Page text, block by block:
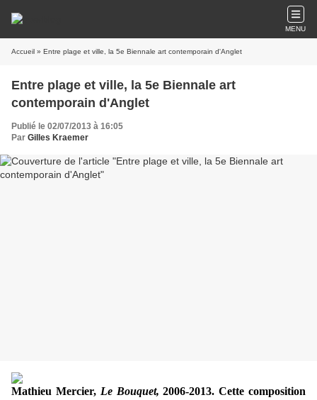
MENU
Accueil » Entre plage et ville, la 5e Biennale art contemporain d'Anglet
Entre plage et ville, la 5e Biennale art
contemporain d'Anglet
Publié le 02/07/2013 à 16:05
Par Gilles Kraemer
Mathieu Mercier, Le Bouquet,2006-2013. Cette composition